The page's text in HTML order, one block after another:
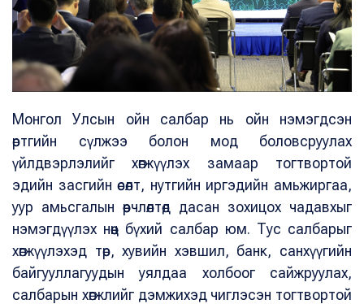
Монгол Улсын ойн салбар нь ойн нэмэгдсэн
өртгийн сүлжээ болон мод боловсруулах
үйлдвэрлэлийг хөгжүүлэх замаар тогтвортой
эдийн засгийн өсөлт, нутгийн иргэдийн амьжиргаа,
уур амьсгалын өөрчлөлтөд дасан зохицох чадавхыг
нэмэгдүүлэх нөөц бүхий салбар юм. Тус салбарыг
хөгжүүлэхэд төр, хувийн хэвшил, банк, санхүүгийн
байгууллагуудын уялдаа холбоог сайжруулах,
салбарын хөгжлийг дэмжихэд чиглэсэн тогтвортой